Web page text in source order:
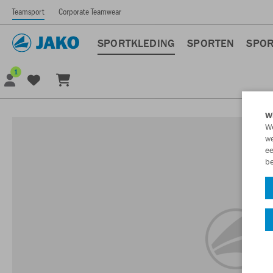
Teamsport Corporate Teamwear
SPORTKLEDING SPORTEN
1